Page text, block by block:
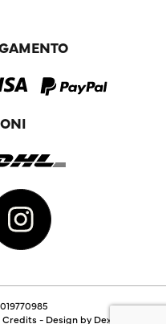
Credits- Design by Dexa